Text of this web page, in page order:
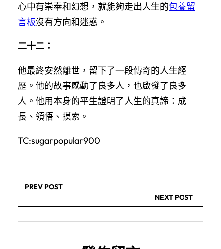
心中有崇奉和幻想，就能夠走出人生的包養留
言板沒有方向和迷惑。
二十二：
他最終安然離世，留下了一段傳奇的人生經
歷。他的故事感動了良多人，也啟發了良多
人。他用本身的平生證明了人生的真諦：成
長、領悟、摸索。
TC:sugarpopular900
PREV POST
NEXT POST